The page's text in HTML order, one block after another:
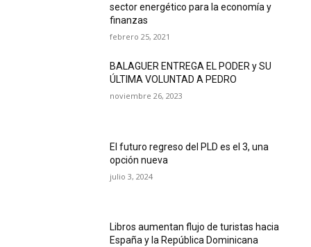
sector energético para la economía y
finanzas
febrero 25, 2021
BALAGUER ENTREGA EL PODER y SU
ÚLTIMA VOLUNTAD A PEDRO
noviembre 26, 2023
El futuro regreso del PLD es el 3, una
opción nueva
julio 3, 2024
Libros aumentan flujo de turistas hacia
España y la República Dominicana